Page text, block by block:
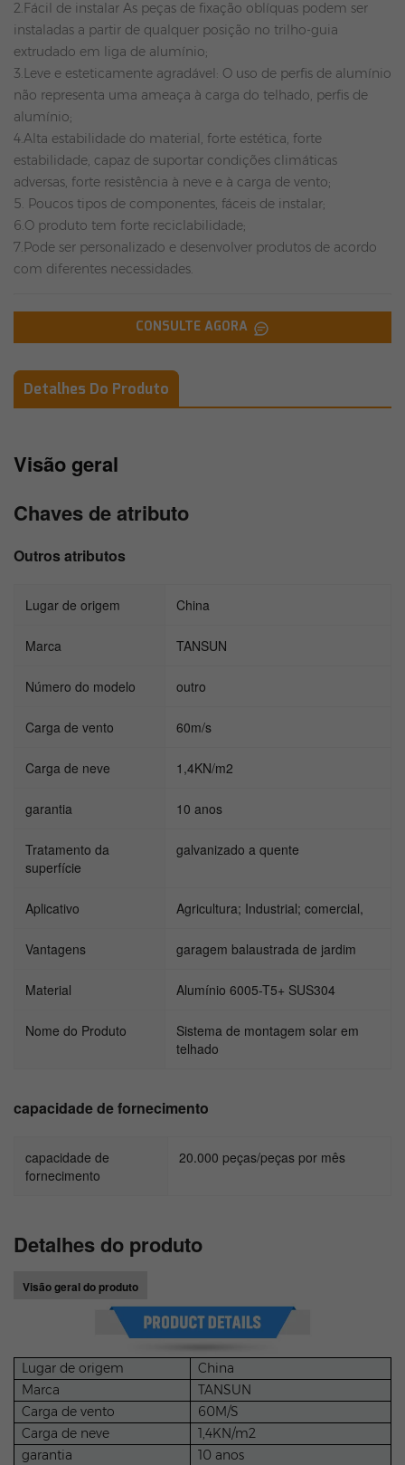
2.Fácil de instalar As peças de fixação oblíquas podem ser
instaladas a partir de qualquer posição no trilho-guia
extrudado em liga de alumínio;
3.Leve e esteticamente agradável: O uso de perfis de alumínio
não representa uma ameaça à carga do telhado, perfis de
alumínio;
4.Alta estabilidade do material, forte estética, forte
estabilidade, capaz de suportar condições climáticas
adversas, forte resistência à neve e à carga de vento;
5. Poucos tipos de componentes, fáceis de instalar;
6.O produto tem forte reciclabilidade;
7.Pode ser personalizado e desenvolver produtos de acordo
com diferentes necessidades.
CONSULTE AGORA
Detalhes Do Produto
Visão geral
Chaves de atributo
Outros atributos
Lugar de origem China
Marca TANSUN
Número do modelo outro
Carga de vento 60m/s
Carga de neve 1,4KN/m2
garantia 10 anos
Tratamento da
superfície
galvanizado a quente
Aplicativo Agricultura; Industrial; comercial,
Vantagens garagem balaustrada de jardim
Material Alumínio 6005-T5+ SUS304
Nome do Produto
Sistema de montagem solar em
telhado
capacidade de fornecimento
capacidade de
fornecimento
20.000 peças/peças por mês
Detalhes do produto
Visão geral do produto
Lugar de origem
China
Marca
TANSUN
Carga de vento
60M/S
Carga de neve
1,4KN/m2
garantia
10 anos